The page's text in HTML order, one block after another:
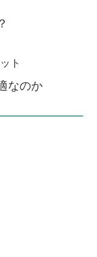
ト
なのか